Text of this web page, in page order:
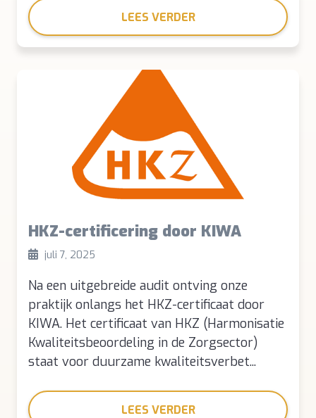
LEES VERDER
HKZ-certificering door KIWA
juli 7, 2025
Na een uitgebreide audit ontving onze
praktijk onlangs het HKZ-certificaat door
KIWA. Het certificaat van HKZ (Harmonisatie
Kwaliteitsbeoordeling in de Zorgsector)
staat voor duurzame kwaliteitsverbet...
LEES VERDER